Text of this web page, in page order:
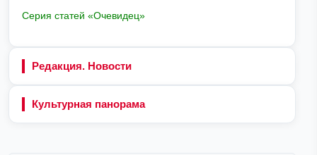
Серия статей «Очевидец»
Редакция. Новости
Культурная панорама